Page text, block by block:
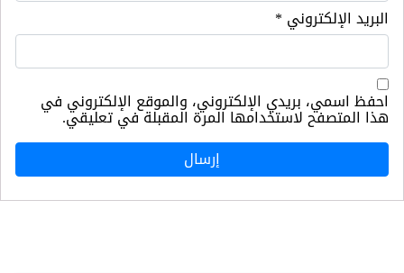
البريد الإلكتروني *
احفظ اسمي، بريدي الإلكتروني، والموقع الإلكتروني في
هذا المتصفح لاستخدامها المرة المقبلة في تعليقي.